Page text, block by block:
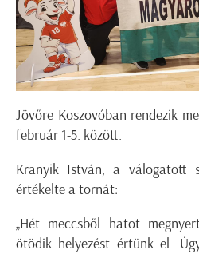
Jövőre Koszovóban rendezik
február 1-5. között.
Kranyik István, a válogatott
értékelte a tornát:
„Hét meccsből hatot
ötödik helyezést értünk el.